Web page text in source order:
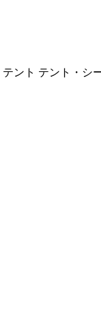
テント テント・シ